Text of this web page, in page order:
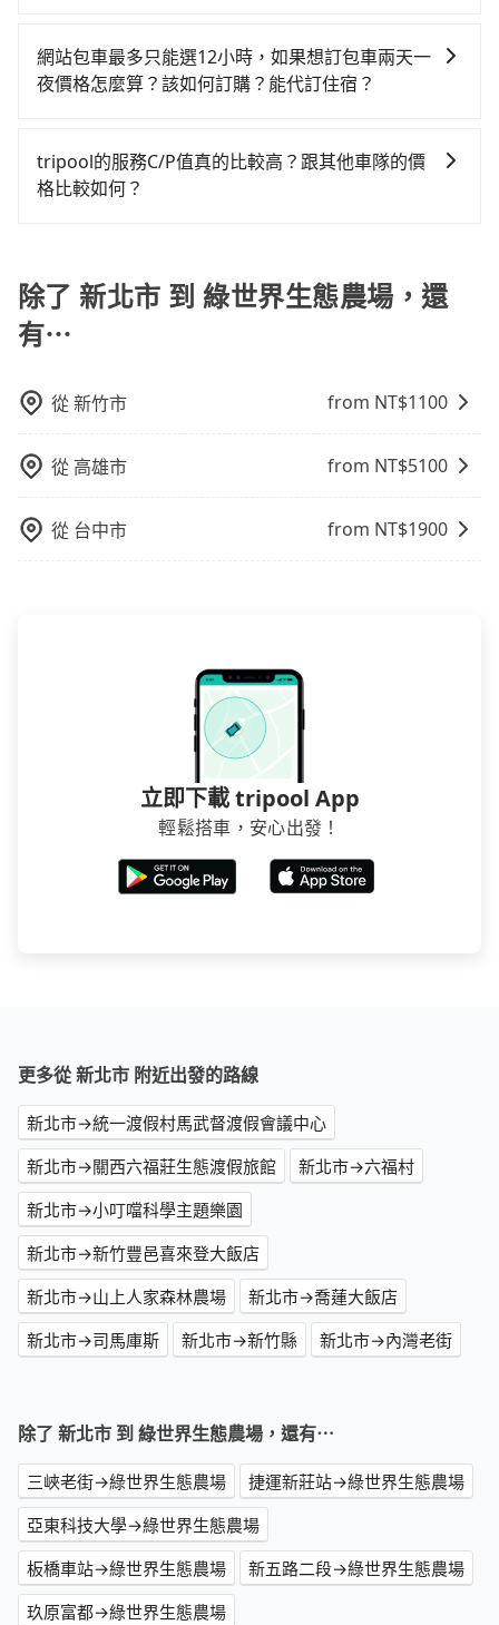
凹的車門仍未被修理，每一次租車都好像在開樂透一
樣。另外，偶爾也會遇到明明已經預約了時間但上一位
小的風險。最後，雖然路邊隨租隨還看似方便，但實際
使用時還是有其區域的限制，實際可停靠的地點與你的
完後預定就完成，事先不用電話確認空房，事後也不用
告知付款完畢，一切都能在網路上操作。但有些較冷門
在預定時要不選擇評分高、評論多的飯店，不然就是還
要再人工電話與飯店確認。預訂民宿方面，如不怕麻
或者國際Airbnb都值得推薦。
旅步可能會根據行經的路線是否超過海拔1500公尺來進
行額外的費用收取。但是，這些費用會在您下訂單後、
心地享受旅步為您提供的服務。
網站包車最多只能選12小時，如果想訂包車兩天一
夜價格怎麼算？該如何訂購？能代訂住宿？
需要連續兩天的包車服務，可以在官網上分開預定兩天
的行程。另外，目前旅步只提供接送服務，暫不提供代
tripool的服務C/P值真的比較高？跟其他車隊的價
格比較如何？
主的台灣大車隊、大都會、LINE Taxi、Uber，機場接送
則有肯驛、全鋒、格上租車、和運租車，包車旅遊則是
KKDAY、KLOOK、叫車吧等。tripool旅步專注在長程
也包括新北市去綠世界生態農場），全台保證出車。由
於有高效的車輛調度能力，能以市價7~8折提供專車到府
服務，是絕大多數乘客出行的最佳選擇。
除了 新北市 到 綠世界生態農場，還
有⋯
從新竹市 from NT$1100
從 高雄市 from NT$5100
從 台中市 from NT$1900
立即下載 tripool App
輕鬆搭車，安心出發！
更多從 新北市 附近出發的路線
新北市→統一渡假村馬武督渡假會議中心
新北市→關西六福莊生態渡假旅館
新北市→六福村
新北市→小叮噹科學主題樂園
新北市→新竹豐邑喜來登大飯店
新北市→山上人家森林農場
新北市→喬蓮大飯店
新北市→司馬庫斯
新北市→新竹縣 新北市→內灣老街
除了 新北市 到 綠世界生態農場，還有⋯
三峽老街→綠世界生態農場
捷運新莊站→綠世界生態農場
亞東科技大學→綠世界生態農場
板橋車站→綠世界生態農場
新五路二段→綠世界生態農場
玖原富都→綠世界生態農場